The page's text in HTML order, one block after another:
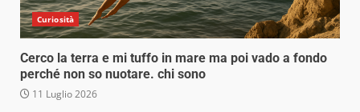
Curiosità
Cerco la terra e mi tuffo in mare ma poi vado a fondo
perché non so nuotare. chi sono
11 Luglio 2026